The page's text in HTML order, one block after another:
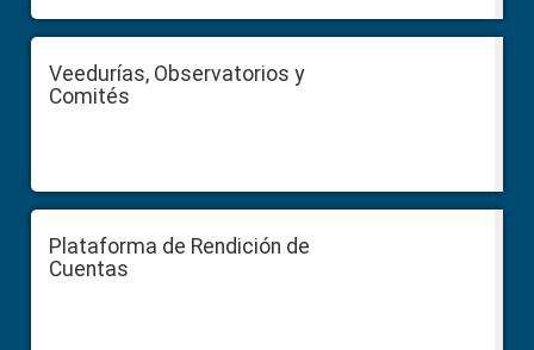
Veedurías, Observatorios y
Comités
Plataforma de Rendición de
Cuentas